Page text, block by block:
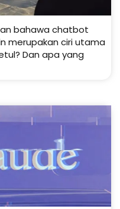
bahawa chatbot
merupakan ciri utama
Dan apa yang